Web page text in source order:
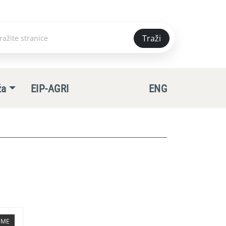
Traži
EIP-AGRI ENG